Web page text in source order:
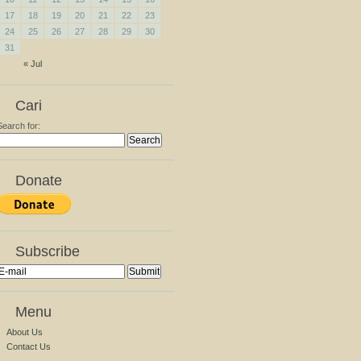
« Jul
17
18 19 20 21 22
23
24
25 26 27 28 29
30
31
Cari
for:
Donate
Subscribe
Menu
About Us
Contact Us